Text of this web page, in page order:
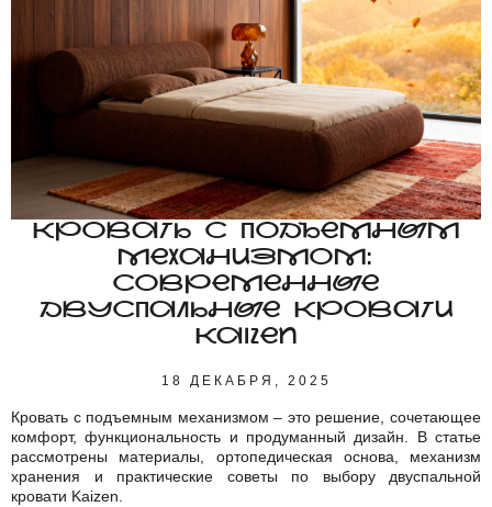
КРОВАТЬ С ПОДЪЕМНЫМ
МЕХАНИЗМОМ:
СОВРЕМЕННЫЕ
ДВУСПАЛЬНЫЕ КРОВАТИ
KAIZEN
18 ДЕКАБРЯ, 2025
Кровать с подъемным механизмом – это решение, сочетающее
комфорт, функциональность и продуманный дизайн. В статье
рассмотрены материалы, ортопедическая основа, механизм
хранения и практические советы по выбору двуспальной
кровати Kaizen.